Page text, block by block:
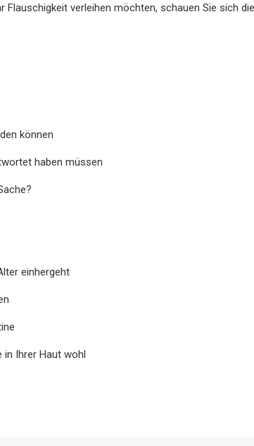
verleihen möchten, schauen Sie sich
können
haben müssen
einhergeht
in Ihrer Haut wohl